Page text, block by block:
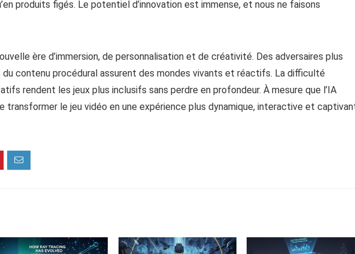
produits figés. Le potentiel d’innovation est immense, et nous ne faisons
ère d’immersion, de personnalisation et de créativité. Des adversaires plus
contenu procédural assurent des mondes vivants et réactifs. La difficulté
rendent les jeux plus inclusifs sans perdre en profondeur. À mesure que l’IA
transformer le jeu vidéo en une expérience plus dynamique, interactive et